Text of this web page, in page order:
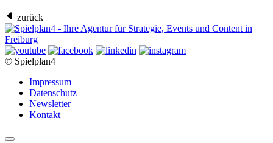
zurück
© Spielplan4
Impressum
Datenschutz
Newsletter
Kontakt